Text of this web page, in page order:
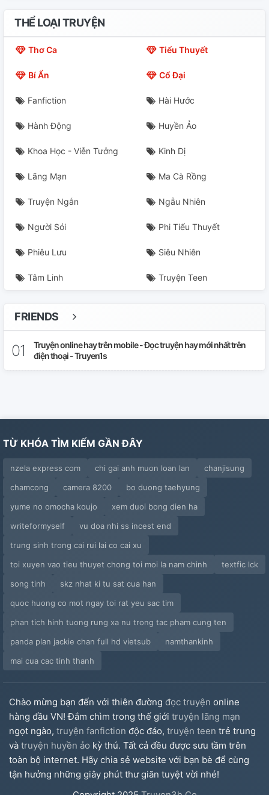
THỂ LOẠI TRUYỆN
Thơ Ca Tiểu Thuyết
Bí Ẩn Cổ Đại
Fanfiction Hài Hước
Hành Động Huyền Ảo
Khoa Học - Viễn Tưởng Kinh Dị
Lãng Mạn Ma Cà Rồng
Truyện Ngắn Ngẫu Nhiên
Người Sói Phi Tiểu Thuyết
Phiêu Lưu Siêu Nhiên
Tâm Linh Truyện Teen
FRIENDS
Truyện online hay trên mobile - Đọc truyện hay mới nhất trên
điện thoại - Truyen1s
TỪ KHÓA TÌM KIẾM GẦN ĐÂY
nzela express com chi gai anh muon loan lan
chanjisung
chamcong
camera 8200
bo duong taehyung
yume no omocha koujo
xem duoi bong dien ha
writeformyself
vu doa nhi ss incest end
trung sinh trong cai rui lai co cai xu
toi xuyen vao tieu thuyet chong toi moi la nam chinh
textfic lck
song tinh
skz nhat ki tu sat cua han
quoc huong co mot ngay toi rat yeu sac tim
phan tich hinh tuong rung xa nu trong tac pham cung ten
panda plan jackie chan full hd vietsub
namthankinh
mai cua cac tinh thanh
Chào mừng bạn đến với thiên đường đọc truyện online
hàng đầu VN! Đắm chìm trong thế giới truyện lãng mạn
ngọt ngào, truyện fanfiction độc đáo, truyện teen trẻ trung
và truyện huyền ảo kỳ thú. Tất cả đều được sưu tầm trên
toàn bộ internet. Hãy chia sẻ website với bạn bè để cùng
tận hưởng những giây phút thư giãn tuyệt vời nhé!